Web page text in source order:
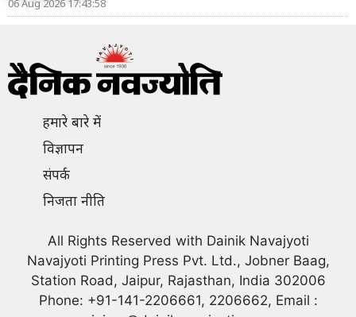
06 Aug 2026 17:43:58
हमारे बारे में
विज्ञापन
संपर्क
निजता नीति
All Rights Reserved with Dainik Navajyoti
Navajyoti Printing Press Pvt. Ltd., Jobner Baag,
Station Road, Jaipur, Rajasthan, India 302006
Phone: +91-141-2206661, 2206662, Email :